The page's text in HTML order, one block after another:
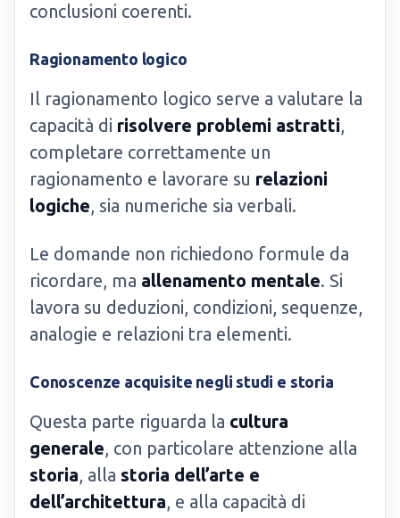
conclusioni coerenti.
Ragionamento logico
Il ragionamento logico serve a valutare la
capacità di risolvere problemi astratti,
completare correttamente un
ragionamento e lavorare su relazioni
logiche, sia numeriche sia verbali.
Le domande non richiedono formule da
ricordare, ma allenamento mentale. Si
lavora su deduzioni, condizioni, sequenze,
analogie e relazioni tra elementi.
Conoscenze acquisite negli studi e storia
Questa parte riguarda la cultura
generale, con particolare attenzione alla
storia, alla storia dell’arte e
dell’architettura, e alla capacità di